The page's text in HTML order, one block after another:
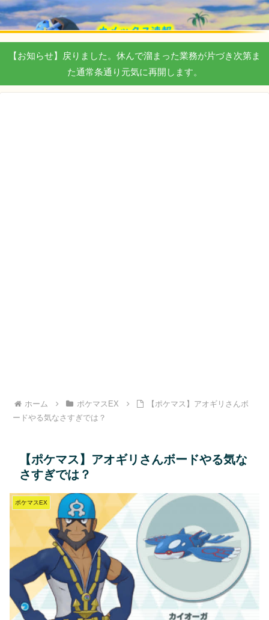
【お知らせ】戻りました。休んで溜まった業務が片づき次第ま
た通常条通り元気に再開します。
ホーム ポケマスEX
【ポケマス】アオギリさんボ
ードやる気なさすぎでは？
【ポケマス】アオギリさんボードやる気な
さすぎでは？
ポケマスEX